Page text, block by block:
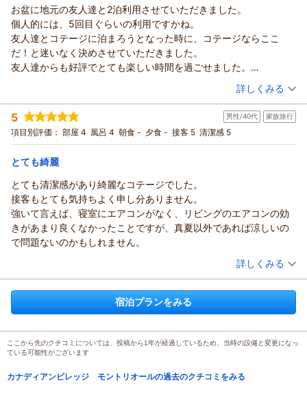
（返信日：2025/11/18）
た。
カナディアンビレッジ モントリオールからの返信
ひとまつ 様
いつもご利用いただきありがとうございます。
チェックイン時の対応に至らない点がございました事、誠に申
し訳なく、残念に思っております。
ご存じのとおり、少ないスタッフでの運営ですが、お迎えする
にあたりましては、
なるべくお客様のお気持ちを大事に考えて、ご対応させていた
だく様、心がけております。
先日の状況は、何か他の事情があったのかも知れませんが、他
のお客様もいらっしゃいましたので、
熟でスミマセン！）
とは言え、ひとまつ様に疑問を感じさせてしまったことは、事
実ですので、
反省し、今後に生かしていきたいと思います。
今後とも、変わらぬご愛顧をお願いいたします。
この度は、ご利用＆クチコミへのご投稿と高いご評価をいただ
（返信日：2025/10/18）
お盆に地元の友人達と2泊利用させていただきました。
個人的には、5回目ぐらいの利用ですかね。
友人達とコテージに泊まろうとなった時に、コテージならここ
だ！と迷いなく決めさせていただきました。
友人達からも好評でとても楽しい時間を過ごせました。
生憎2日目が雨でBBQができなかったですが、それもまた旅の思い
出となりました。
また利用させていただきます。
ありがとうございました(^^)
（投稿日：2025/08/25）
宿泊時期： 2025年08月宿泊 (友達旅行)
投稿者： たあちゃんさん
宿泊プラン： 【お盆休み・連泊限定】2025年8月9日～2025年8月17日期間
内
その他 食事なし
宿泊価格帯：
カナディアンビレッジ モントリオールからの返信
たあちゃん 様
この度は、『モントリオール』をご利用いただきありがとうご
ざいました。
ご友人とのご旅行に、「コテージならココだ！・・」とお決め
非常に光栄に思っております。
数ある宿泊施設の中で、「ココだ！」と言ってもらえること
がとうございます。
今回のご利用でも、お楽しみいただけたご様子で、ご友人にも
きっとまた来ていただけるものと確信しております。
詳しくみる
5 男性/40代 家族旅行
項目別評価： 部屋 4 風呂 4 朝食 - 夕食 - 接客 5 清潔感 5
とても綺麗
とても清潔感があり綺麗なコテージでした。
接客もとても気持ちよく申し分ありません。
強いて言えば、寝室にエアコンがなく、リビングのエアコンの効
きがあまり良くなかったことですが、真夏以外であれば涼しいの
で問題ないのかもしれません。
（投稿日：2025/08/25）
宿泊時期： 2025年08月宿泊 (家族旅行)
投稿者： わさびあじさん (男性/40代)
【貸別荘／スタンダードプラン】スタイルに合わせた選べる６
タイプのログコテージ
宿泊価格帯： 13,001～14,000円(大人一人あたり/税込)
わさびあじ 様
詳しくみる
宿泊プランをみる
ここから先のクチコミについては、投稿から1年が経過しているため、当時の設備と変更になっ
ている可能性がございます
カナディアンビレッジ モントリオールの過去のクチコミをみる